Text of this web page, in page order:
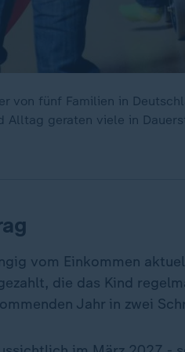
von fünf Familien in
Alltag geraten viele in
vom Einkommen
die das Kind
Jahr in zwei